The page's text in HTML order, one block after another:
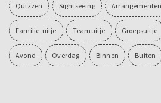
Quizzen Sightseeing Arrangementen
Familie-uitje Teamuitje Groepsuitje
Avond Overdag Binnen Buiten